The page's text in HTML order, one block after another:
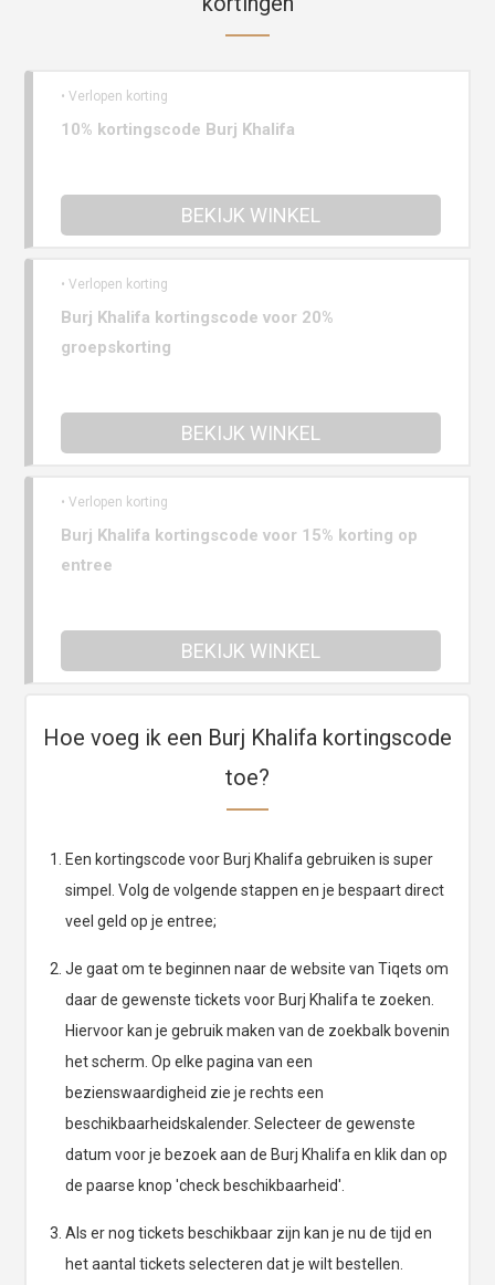
• Verlopen korting
10% kortingscode Burj Khalifa
BEKIJK WINKEL
• Verlopen korting
Burj Khalifa kortingscode voor 20%
groepskorting
BEKIJK WINKEL
• Verlopen korting
Burj Khalifa kortingscode voor 15% korting op
entree
BEKIJK WINKEL
Hoe voeg ik een Burj Khalifa kortingscode
toe?
Een kortingscode voor Burj Khalifa gebruiken is super
simpel. Volg de volgende stappen en je bespaart direct
veel geld op je entree;
Je gaat om te beginnen naar de website van Tiqets om
daar de gewenste tickets voor Burj Khalifa te zoeken.
Hiervoor kan je gebruik maken van de zoekbalk bovenin
het scherm. Op elke pagina van een
bezienswaardigheid zie je rechts een
beschikbaarheidskalender. Selecteer de gewenste
datum voor je bezoek aan de Burj Khalifa en klik dan op
de paarse knop 'check beschikbaarheid'.
Als er nog tickets beschikbaar zijn kan je nu de tijd en
het aantal tickets selecteren dat je wilt bestellen.